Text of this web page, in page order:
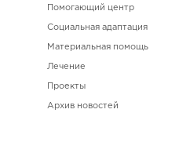
Помогающий центр
Социальная адаптация
Материальная помощь
Лечение
Проекты
Архив новостей